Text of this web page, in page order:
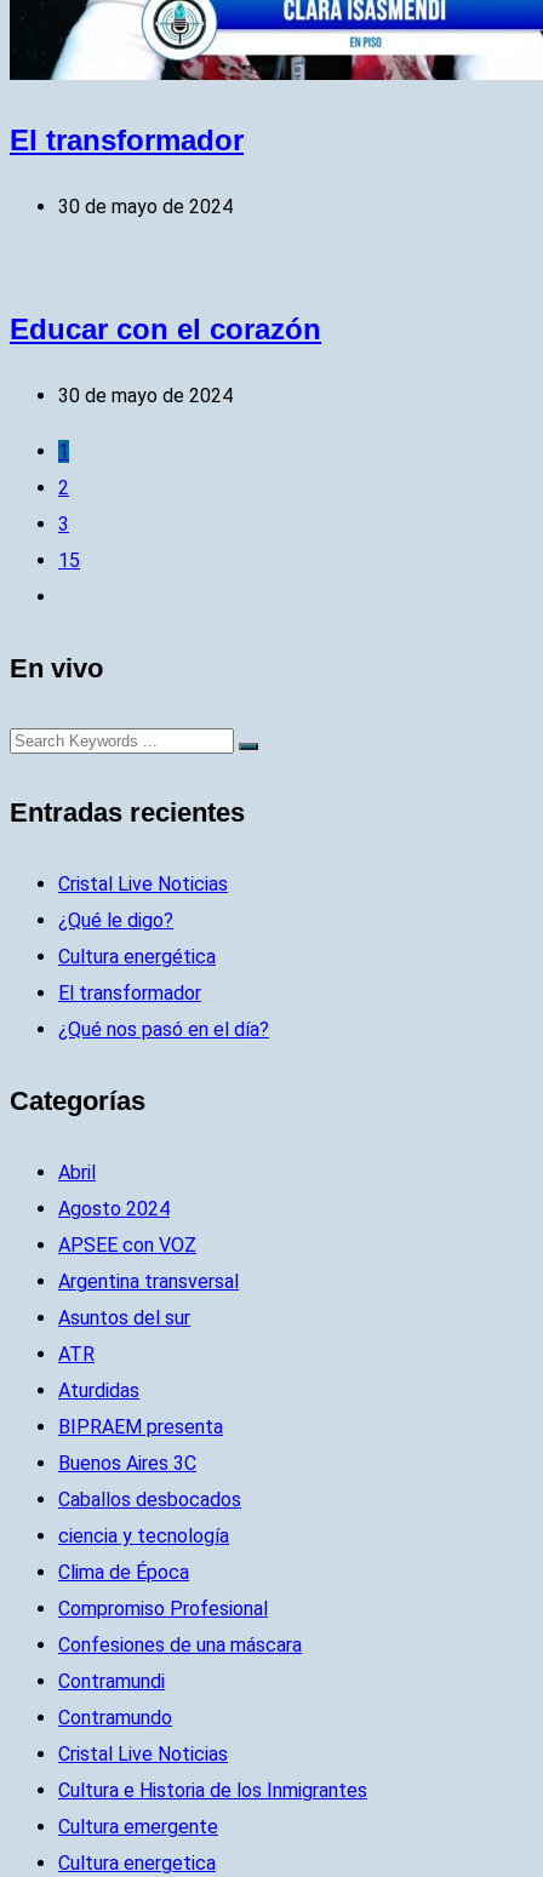
El transformador
30 de mayo de 2024
Educar con el corazón
30 de mayo de 2024
1
2
3
15
En vivo
Entradas recientes
Cristal Live Noticias
¿Qué le digo?
Cultura energética
El transformador
¿Qué nos pasó en el día?
Categorías
Abril
Agosto 2024
APSEE con VOZ
Argentina transversal
Asuntos del sur
ATR
Aturdidas
BIPRAEM presenta
Buenos Aires 3C
Caballos desbocados
ciencia y tecnología
Clima de Época
Compromiso Profesional
Confesiones de una máscara
Contramundi
Contramundo
Cristal Live Noticias
Cultura e Historia de los Inmigrantes
Cultura emergente
Cultura energetica